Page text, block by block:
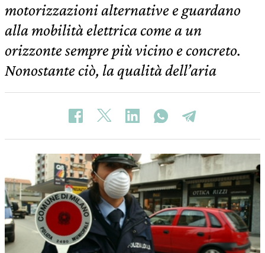
motorizzazioni alternative e guardano
alla mobilità elettrica come a un
orizzonte sempre più vicino e concreto.
Nonostante ciò, la qualità dell’aria